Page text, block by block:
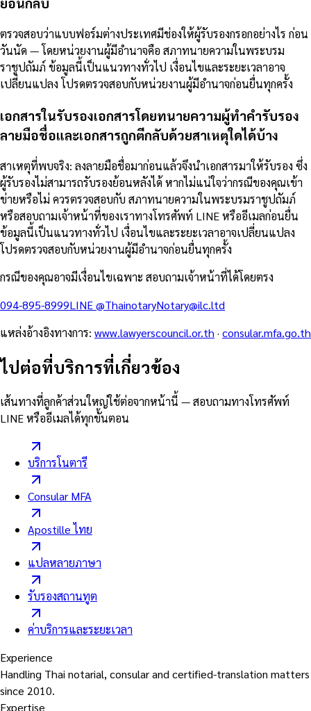
ตรวจสอบว่าแบบฟอร์มต่างประเทศมีช่องให้ผู้รับรองกรอกอย่างไร ก่อน
วันนัด — โดยหน่วยงานผู้มีอำนาจคือ สภาทนายความในพระบรม
ราชูปถัมภ์ ข้อมูลนี้เป็นแนวทางทั่วไป เงื่อนไขและระยะเวลาอาจ
เปลี่ยนแปลง โปรดตรวจสอบกับหน่วยงานผู้มีอำนาจก่อนยื่นทุกครั้ง
เอกสารในรับรองเอกสารโดยทนายความผู้ทำคำรับรอง
ลายมือชื่อและเอกสารถูกตีกลับด้วยสาเหตุใดได้บ้าง
สาเหตุที่พบจริง: ลงลายมือชื่อมาก่อนแล้วจึงนำเอกสารมาให้รับรอง ซึ่ง
ผู้รับรองไม่สามารถรับรองย้อนหลังได้ หากไม่แน่ใจว่ากรณีของคุณเข้า
ข่ายหรือไม่ ควรตรวจสอบกับ สภาทนายความในพระบรมราชูปถัมภ์
หรือสอบถามเจ้าหน้าที่ของเราทางโทรศัพท์ LINE หรืออีเมลก่อนยื่น
ข้อมูลนี้เป็นแนวทางทั่วไป เงื่อนไขและระยะเวลาอาจเปลี่ยนแปลง
โปรดตรวจสอบกับหน่วยงานผู้มีอำนาจก่อนยื่นทุกครั้ง
กรณีของคุณอาจมีเงื่อนไขเฉพาะ สอบถามเจ้าหน้าที่ได้โดยตรง
094-895-8999LINE@ThainotaryNotary@ilc.ltd
แหล่งอ้างอิงทางการ: www.lawyerscouncil.or.th · consular.mfa.go.th
ไปต่อที่บริการที่เกี่ยวข้อง
เส้นทางที่ลูกค้าส่วนใหญ่ใช้ต่อจากหน้านี้ — สอบถามทางโทรศัพท์
LINE หรืออีเมลได้ทุกขั้นตอน
บริการโนตารี
Consular MFA
Apostille ไทย
แปลหลายภาษา
รับรองสถานทูต
ค่าบริการและระยะเวลา
Experience
Handling Thai notarial, consular and certified-translation matters
since 2010.
Expertise